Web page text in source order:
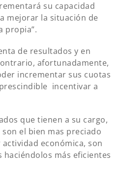
su capacidad
mejorar la situación de
propia”.
de resultados y en
afortunadamente,
incrementar sus cuotas
incentivar a
que tienen a su cargo,
el bien mas preciado
económica, son
más eficientes